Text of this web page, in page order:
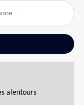
alentours